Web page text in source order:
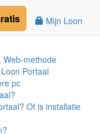
Mijn Loon
Web-methode
Portaal
pc
Of is installatie